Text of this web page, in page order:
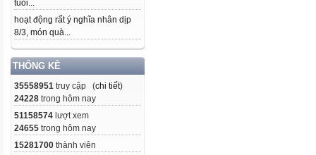
tuổi...
hoạt động rất ý nghĩa nhân dịp
8/3, món quà...
THỐNG KÊ
35558951 truy cập (chi tiết)
24228 trong hôm nay
51158574 lượt xem
24655 trong hôm nay
15281700 thành viên